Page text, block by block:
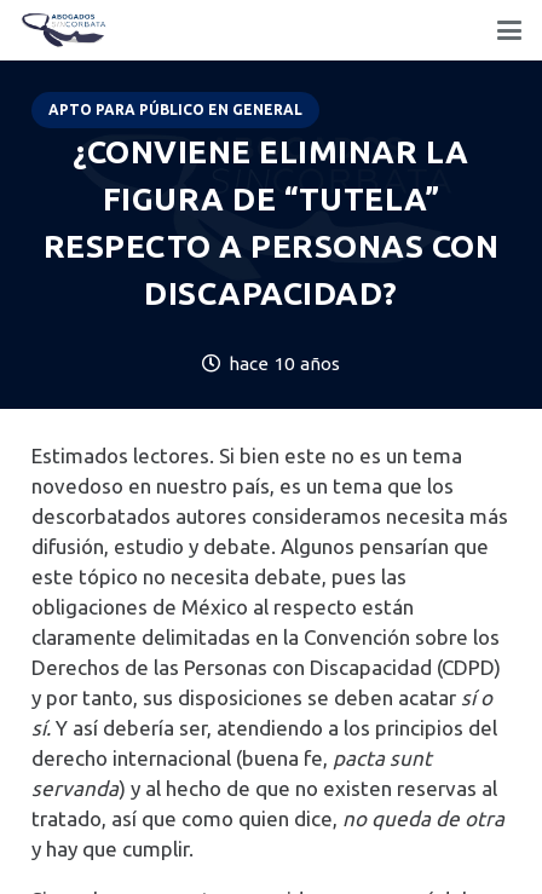
APTO PARA PÚBLICO EN GENERAL
¿CONVIENE ELIMINAR LA
FIGURA DE “TUTELA”
RESPECTO A PERSONAS CON
DISCAPACIDAD?
hace 10 años
Estimados lectores. Si bien este no es un tema
novedoso en nuestro país, es un tema que los
descorbatados autores consideramos necesita más
difusión, estudio y debate. Algunos pensarían que
este tópico no necesita debate, pues las
obligaciones de México al respecto están
claramente delimitadas en la Convención sobre los
Derechos de las Personas con Discapacidad (CDPD)
y por tanto, sus disposiciones se deben acatar sí o
sí. Y así debería ser, atendiendo a los principios del
derecho internacional (buena fe, pacta sunt
servanda) y al hecho de que no existen reservas al
tratado, así que como quien dice, no queda de otra
y hay que cumplir.